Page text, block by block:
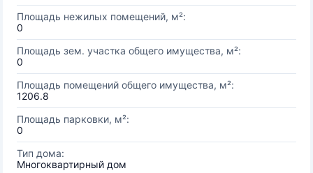
Площадь нежилых помещений, м²:
0
Площадь зем. участка общего имущества, м²:
0
Площадь помещений общего имущества, м²:
1206.8
Площадь парковки, м²:
0
Тип дома:
Многоквартирный дом